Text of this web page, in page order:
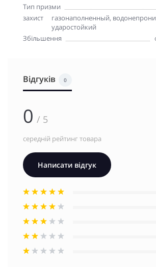
Тип призми
захист
газонаполненный,
ударостойкий
Збільшення
Відгуків 0
0 / 5
середній рейтинг товара
Написати відгук